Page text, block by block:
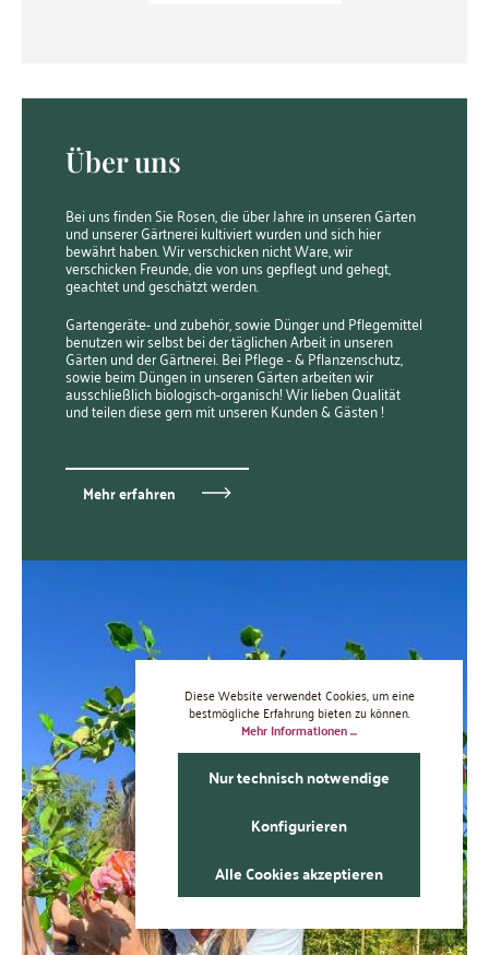
Über uns
Bei uns finden Sie Rosen, die über Jahre in unseren Gärten
und unserer Gärtnerei kultiviert wurden und sich hier
bewährt haben. Wir verschicken nicht Ware, wir
verschicken Freunde, die von uns gepflegt und gehegt,
geachtet und geschätzt werden.
Gartengeräte- und zubehör, sowie Dünger und Pflegemittel
benutzen wir selbst bei der täglichen Arbeit in unseren
Gärten und der Gärtnerei. Bei Pflege - & Pflanzenschutz,
sowie beim Düngen in unseren Gärten arbeiten wir
ausschließlich biologisch-organisch! Wir lieben Qualität
und teilen diese gern mit unseren Kunden & Gästen !
Mehr erfahren
Diese Website verwendet Cookies, um eine
bestmögliche Erfahrung bieten zu können.
Mehr Informationen ...
Nur technisch notwendige
Konfigurieren
Alle Cookies akzeptieren